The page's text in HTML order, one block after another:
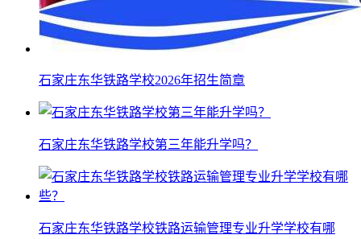
石家庄东华铁路学校2026年招生简章
石家庄东华铁路学校第三年能升学吗？
石家庄东华铁路学校铁路运输管理专业升学学校有哪